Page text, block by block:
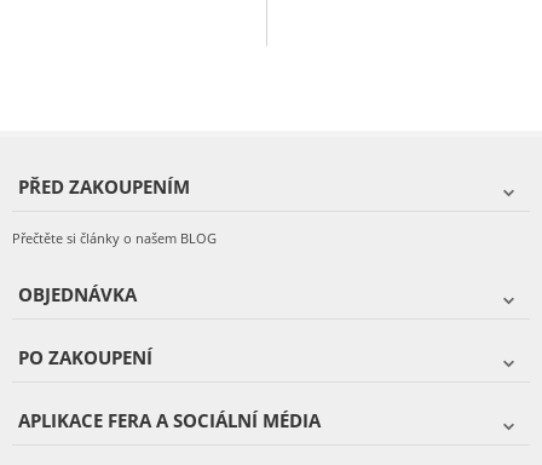
PŘED ZAKOUPENÍM
Přečtěte si články o našem BLOG
OBJEDNÁVKA
PO ZAKOUPENÍ
APLIKACE FERA A SOCIÁLNÍ MÉDIA